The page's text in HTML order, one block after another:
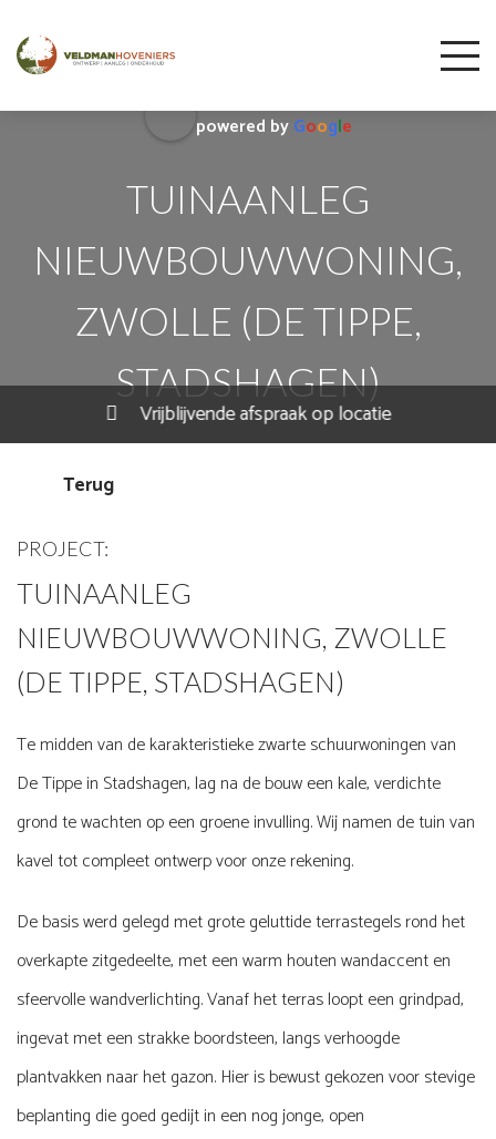
powered byGoogle
TUINAANLEG
NIEUWBOUWWONING,
ZWOLLE (DE TIPPE,
STADSHAGEN)
Vrijblijvende afspraak op locatie
Terug
PROJECT:
TUINAANLEG
NIEUWBOUWWONING, ZWOLLE
(DE TIPPE, STADSHAGEN)
Te midden van de karakteristieke zwarte schuurwoningen van
De Tippe in Stadshagen, lag na de bouw een kale, verdichte
grond te wachten op een groene invulling. Wij namen de tuin van
kavel tot compleet ontwerp voor onze rekening.
De basis werd gelegd met grote geluttide terrastegels rond het
overkapte zitgedeelte, met een warm houten wandaccent en
sfeervolle wandverlichting. Vanafhet terrasloopt een grindpad,
ingevat met een strakke boordsteen, langs verhoogde
plantvakken naar het gazon. Hier isbewust gekozen voor stevige
beplanting die goed gedijt in een nog jonge, open